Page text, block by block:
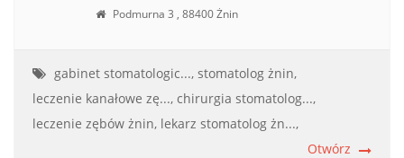
Podmurna 3 , 88400 Żnin
gabinet stomatologic..., stomatolog żnin,
leczenie kanałowe zę..., chirurgia stomatolog...,
leczenie zębów żnin, lekarz stomatolog żn...,
Otwórz